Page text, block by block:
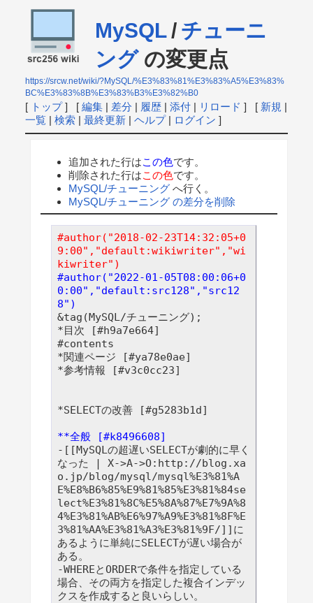
MySQL/ チューニ
ングの変更点
https://srcw.net/wiki/?MySQL/%E3%83%81%E3%83%A5%E3%83%
BC%E3%83%8B%E3%83%B3%E3%82%B0
[ トップ] [ 編集| 差分 | 履歴| 添付| リロード ] [ 新規 |
一覧| 検索| 最終更新| ヘルプ| ログイン ]
追加された行はこの色です。
削除された行はこの色です。
MySQL/チューニング へ行く。
MySQL/チューニング の差分を削除
#author("2018-02-23T14:32:05+0
9:00","default:wikiwriter","wi
kiwriter")
#author("2022-01-05T08:00:06+0
0:00","default:src128","src12
8")
&tag(MySQL/チューニング);
*目次 [#h9a7e664]
#contents
*関連ページ [#ya78e0ae]
*参考情報 [#v3c0cc23]
**全般 [#k8496608]
-[[MySQLの超遅いSELECTが劇的に早く
なった | X->A->O:http://blog.xa
o.jp/blog/mysql/mysql%E3%81%A
E%E8%B6%85%E9%81%85%E3%81%84se
lect%E3%81%8C%E5%8A%87%E7%9A%8
4%E3%81%AB%E6%97%A9%E3%81%8F%E
3%81%AA%E3%81%A3%E3%81%9F/]]に
あるように単純にSELECTが遅い場合が
ある。
-WHEREとORDERで条件を指定している
場合、その両方を指定した複合インデッ
クスを作成すると良いらしい。